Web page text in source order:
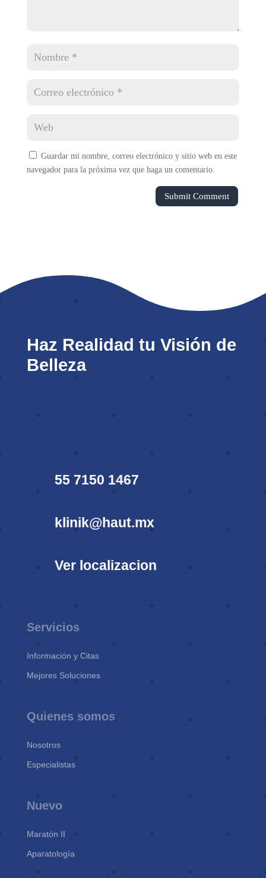
Guardar mi nombre, correo electrónico y sitio web en este
navegador para la próxima vez que haga un comentario.
Submit Comment
Haz Realidad tu Visión de
Belleza
55 7150 1467
klinik@haut.mx
Ver localizacion
Servicios
Información y Citas
Mejores Soluciones
Quienes somos
Nosotros
Especialistas
Nuevo
Maratón II
Aparatología